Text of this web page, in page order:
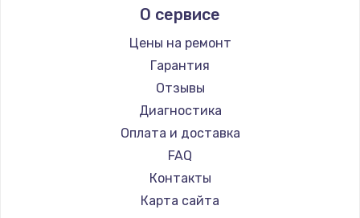
Ремонт разъема питания
1330 руб.
Заказать
Замена видеокарты
2100 руб.
Заказать
Ремонт цепей питания
Ремонт смартфонов Nubia
Ремонт смартфонов Land Rover
Ремонт смартфонов Acer
Ремонт смартфонов HP
Ремонт смартфонов Poco
Ремонт смартфонов HTC
Ремонт смартфонов Blackmagic
Ремонт смартфонов Nothing
Ремонт смартфонов iQOO
Ginzzu
Highscreen
Irbis
Kyocera
LeEco
OnePlus
teXet
Motorola
Prestigio
О сервисе
Цены на ремонт
Гарантия
Отзывы
Диагностика
Оплата и доставка
FAQ
Контакты
Карта сайта